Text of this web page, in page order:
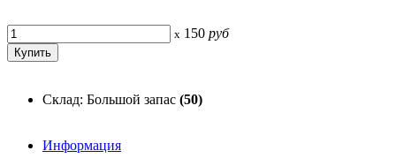
x 150 руб
Склад: Большой запас (50)
Информация